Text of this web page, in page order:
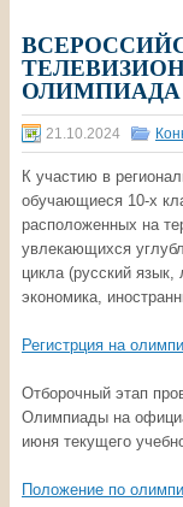
21.10.2024
К участию в
обучающиеся 10-х
расположенных на
увлекающихся
цикла (русский язык,
экономика,
Регистрция на
Отборочный этап
Олимпиады на
июня текущего
Положение по